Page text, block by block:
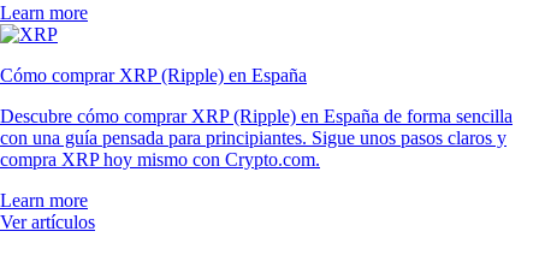
Learn more
Cómo comprar XRP (Ripple) en España
Descubre cómo comprar XRP (Ripple) en España de forma sencilla
con una guía pensada para principiantes. Sigue unos pasos claros y
compra XRP hoy mismo con Crypto.com.
Learn more
Ver artículos